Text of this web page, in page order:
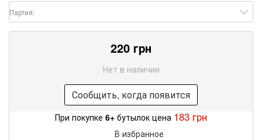
Партия:
220 грн
Нет в наличии
Сообщить, когда появится
При покупке 6+ бутылок цена 183 грн
В избранное